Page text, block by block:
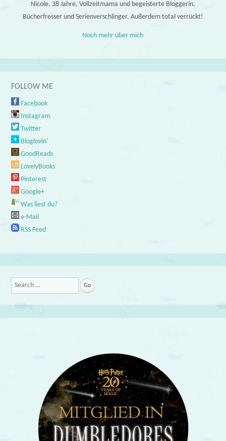
Nicole, 38 Jahre, Vollzeitmama und begeisterte Bloggerin,
Bücherfresser und Serienverschlinger. Außerdem total verrückt!
Noch mehr über mich
FOLLOW ME
Facebook
Instagram
Twitter
Bloglovin'
GoodReads
LovelyBooks
Pinterest
Google+
Was liest du?
e-Mail
RSS Feed
Search